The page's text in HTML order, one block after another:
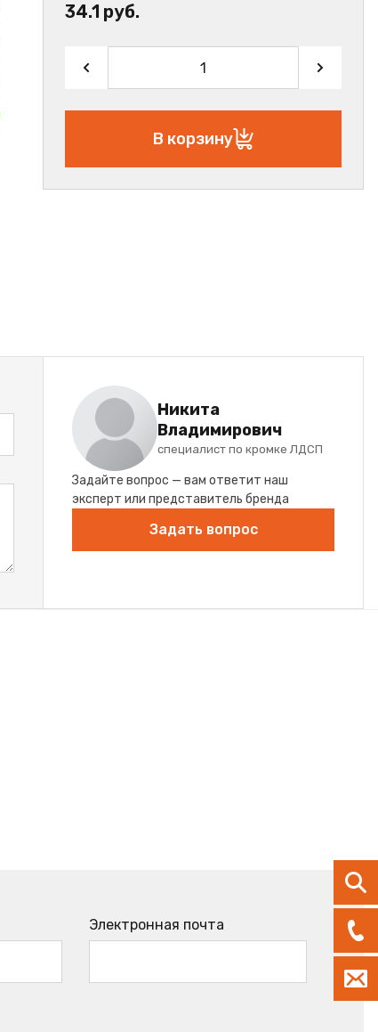
34.1 руб.
В корзину
Никита
Владимирович
специалист по кромке ЛДСП
Задайте вопрос — вам ответит наш
эксперт или представитель бренда
Задать вопрос
Электронная почта